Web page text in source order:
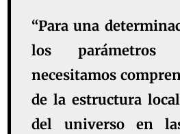
“Para una
los parámetros
necesitamos
de la estructura
del universo en